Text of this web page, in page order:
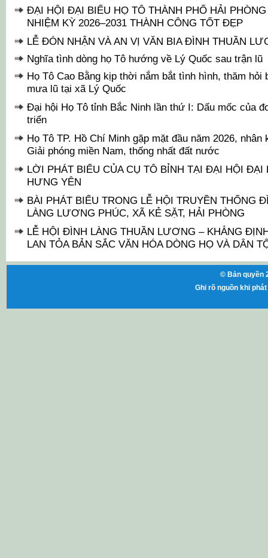
ĐẠI HỘI ĐẠI BIỂU HỌ TÔ THÀNH PHỐ HẢI
NHIỆM KỲ 2026–2031 THÀNH CÔNG TỐT ĐẸP
LỄ ĐÓN NHẬN VÀ AN VỊ VĂN BIA ĐÌNH THUẦN
Nghĩa tình dòng họ Tô hướng về Lý Quốc sau trận lũ
Họ Tô Cao Bằng kịp thời nắm bắt tình hình, thăm hỏi
mưa lũ tại xã Lý Quốc
Đại hội Họ Tô tỉnh Bắc Ninh lần thứ I: Dấu mốc của
triển
Họ Tô TP. Hồ Chí Minh gặp mặt đầu năm 2026, nhân
Giải phóng miền Nam, thống nhất đất nước
LỜI PHÁT BIỂU CỦA CỤ TÔ BỈNH TẠI ĐẠI HỘI ĐẠI
HƯNG YÊN
BÀI PHÁT BIỂU TRONG LỄ HỘI TRUYỀN THỐNG
LÀNG LƯƠNG PHÚC, XÃ KẺ SẶT, HẢI PHÒNG
LỄ HỘI ĐÌNH LÀNG THUẦN LƯƠNG – KHẲNG
LAN TỎA BẢN SẮC VĂN HÓA DÒNG HỌ VÀ DÂN
© Bản quyền
Ghi rõ nguồn khi